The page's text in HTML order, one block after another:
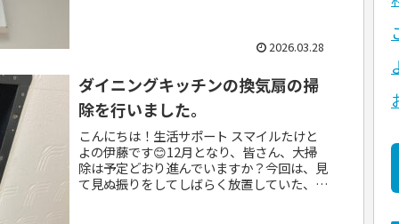
2026.03.28
ダイニングキッチンの換気扇の掃
除を行いました。
こんにちは！生活サポート スマイルたけと
よの伊藤です😊12月となり、皆さん、大掃
除は予定どおり進んでいますか？今回は、見
て見ぬ振りをしてしばらく放置していた、ダ